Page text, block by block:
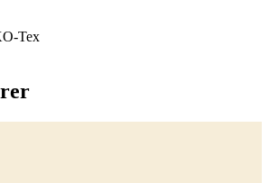
Tex